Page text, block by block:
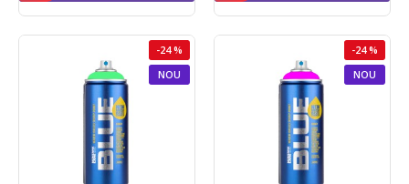
NOU
-24 %
NOU
-24 %